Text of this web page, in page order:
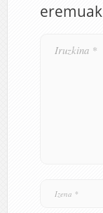
eremuak